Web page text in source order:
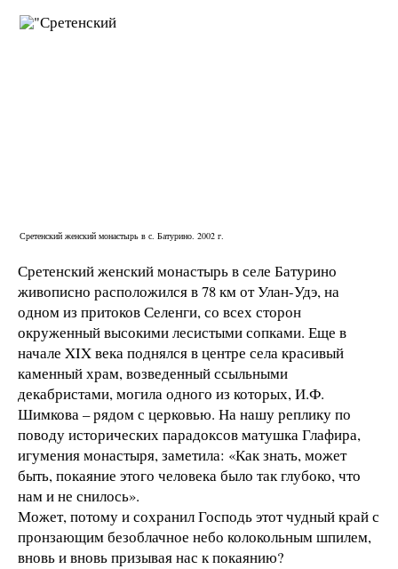
Сретенский женский монастырь в с. Батурино. 2002 г.
Сретенский женский монастырь в селе Батурино
живописно расположился в78 кмот Улан-Удэ, на
одном из притоков Селенги, со всех сторон
окруженный высокими лесистыми сопками. Еще в
начале XIX века поднялся в центре села красивый
каменный храм, возведенный ссыльными
декабристами, могила одного из которых, И.Ф.
Шимкова – рядом с церковью. На нашу реплику по
поводу исторических парадоксов матушка Глафира,
игумения монастыря, заметила: «Как знать, может
быть, покаяние этого человека было так глубоко, что
нам и не снилось».
Может, потому и сохранил Господь этот чудный край с
пронзающим безоблачное небо колокольным шпилем,
вновь и вновь призывая нас к покаянию?